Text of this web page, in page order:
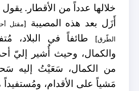
خلالها عدداً من الأقطار.
أَزَل بعد هذه المصيبة
[مقتل
الطّرق]
طائفاً في البلاد،
والكمال، وحيث أُشير إليّ
من الكمال، سَعَيْتُ إليه
مَشياً على الأقدام، ومُستفيداً